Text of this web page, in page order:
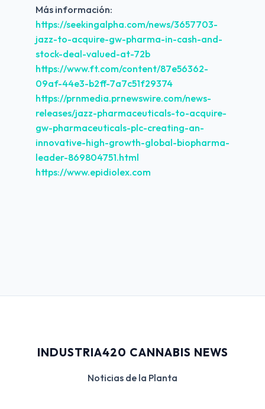
Más información:
https://seekingalpha.com/news/3657703-
jazz-to-acquire-gw-pharma-in-cash-and-
stock-deal-valued-at-72b
https://www.ft.com/content/87e56362-
09af-44e3-b2ff-7a7c51f29374
https://prnmedia.prnewswire.com/news-
releases/jazz-pharmaceuticals-to-acquire-
gw-pharmaceuticals-plc-creating-an-
innovative-high-growth-global-biopharma-
leader-869804751.html
https://www.epidiolex.com
INDUSTRIA420 CANNABIS NEWS
Noticias de la Planta